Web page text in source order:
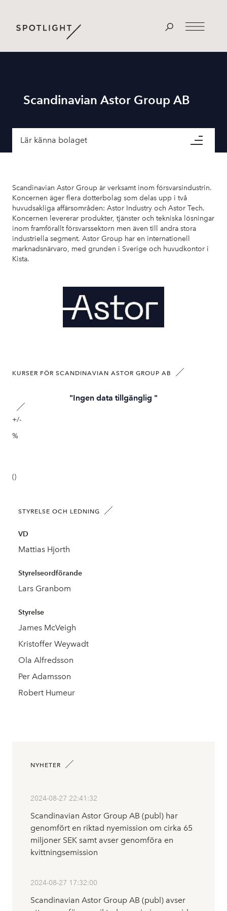
Scandinavian Astor Group AB
Lär känna bolaget
Scandinavian Astor Group är verksamt inom försvarsindustrin.
Koncernen äger flera dotterbolag som delas upp i två
huvudsakliga affärsområden: Astor Industry och Astor Tech.
Koncernen levererar produkter, tjänster och tekniska lösningar
inom framförallt försvarssektorn men även till andra stora
industriella segment. Astor Group har en internationell
marknadsnärvaro, med grunden i Sverige och huvudkontor i
Kista.
KURSER FÖR SCANDINAVIAN ASTOR GROUP AB
"Ingen data tillgänglig "
+/-
%
()
STYRELSE OCH LEDNING
VD
Mattias Hjorth
Styrelseordförande
Lars Granbom
Styrelse
James McVeigh
Kristoffer Weywadt
Ola Alfredsson
Per Adamsson
Robert Humeur
NYHETER
2024-08-27 22:41:32
Scandinavian Astor Group AB (publ) har
genomfört en riktad nyemission om cirka 65
miljoner SEK samt avser genomföra en
kvittningsemission
2024-08-27 17:32:00
Scandinavian Astor Group AB (publ) avser